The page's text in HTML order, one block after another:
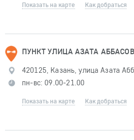
Показать на карте Как добраться
ПУНКТ УЛИЦА АЗАТА
420125, Казань, улица Азата
пн-вс: 09.00-21.00
Показать на карте Как добраться